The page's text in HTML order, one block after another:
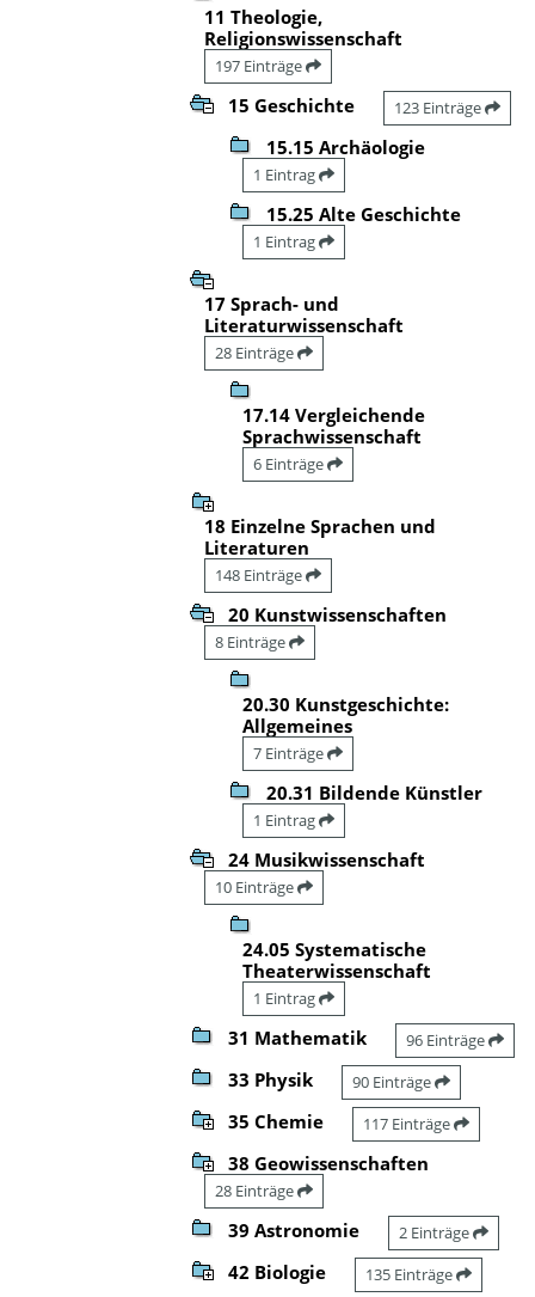
11 Theologie,
Religionswissenschaft
197 Einträge
15 Geschichte 123 Einträge
15.15 Archäologie
1 Eintrag
15.25 Alte Geschichte
1 Eintrag
17 Sprach- und
Literaturwissenschaft
28 Einträge
17.14 Vergleichende
Sprachwissenschaft
6 Einträge
18 Einzelne Sprachen und
Literaturen
148 Einträge
20 Kunstwissenschaften
8 Einträge
20.30 Kunstgeschichte:
Allgemeines
7 Einträge
20.31 Bildende Künstler
1 Eintrag
24 Musikwissenschaft
10 Einträge
24.05 Systematische
Theaterwissenschaft
1 Eintrag
31 Mathematik 96 Einträge
33 Physik 90 Einträge
35 Chemie 117 Einträge
38 Geowissenschaften
28 Einträge
39 Astronomie 2 Einträge
42 Biologie 135 Einträge